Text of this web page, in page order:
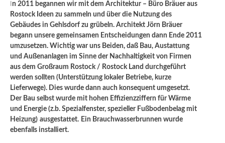
n 2011 begannen wir mit dem Architektur – Büro Bräuer aus
Rostock Ideen zu sammeln und über die Nutzung des
Gebäudes in Gehlsdorf zu grübeln. Architekt Jörn Bräuer
begann unsere gemeinsamen Entscheidungen dann Ende 2011
umzusetzen. Wichtig war uns Beiden, daß Bau, Austattung
und Außenanlagen im Sinne der Nachhaltigkeit von Firmen
aus dem Großraum Rostock / Rostock Land durchgeführt
werden sollten (Unterstützung lokaler Betriebe, kurze
Lieferwege). Dies wurde dann auch konsequent umgesetzt.
Der Bau selbst wurde mit hohen Effizienzziffern für Wärme
und Energie (z.b. Spezialfenster, spezieller Fußbodenbelag mit
Heizung) ausgestattet. Ein Brauchwasserbrunnen wurde
ebenfalls installiert.